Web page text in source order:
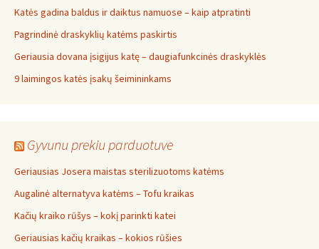
Katės gadina baldus ir daiktus namuose – kaip atpratinti
Pagrindinė draskyklių katėms paskirtis
Geriausia dovana įsigijus katę – daugiafunkcinės draskyklės
9 laimingos katės įsakų šeimininkams
Gyvunu prekiu parduotuve
Geriausias Josera maistas sterilizuotoms katėms
Augalinė alternatyva katėms – Tofu kraikas
Kačių kraiko rūšys – kokį parinkti katei
Geriausias kačių kraikas – kokios rūšies